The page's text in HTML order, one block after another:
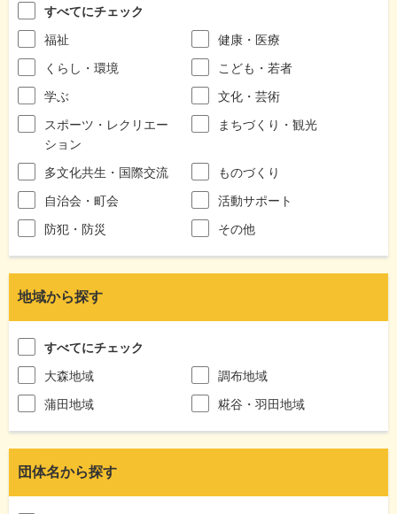
すべてにチェック
福祉
健康・医療
くらし・環境
こども・若者
学ぶ
文化・芸術
スポーツ・レクリエー
ション
まちづくり・観光
多文化共生・国際交流
ものづくり
自治会・町会
活動サポート
防犯・防災
その他
地域から探す
すべてにチェック
大森地域
調布地域
蒲田地域
糀谷・羽田地域
団体名から探す